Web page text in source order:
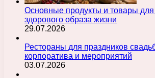
Основные продукты и товары
здорового образа жизни
29.07.2026
Рестораны для праздников
корпоратива и мероприятий
03.07.2026